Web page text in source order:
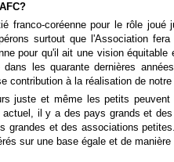
franco-coréenne pour le rôle joué
surtout que l'Association
pour qu'il ait une vision
dans les quarante dernières
contribution à la réalisation de
juste et même les petits
il y a des pays grands et
grandes et des associations
sur une base égale et de manière